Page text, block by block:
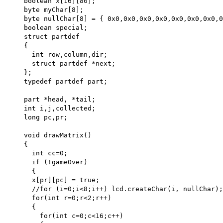
byte myChar[8];
byte nullChar[8] = {
boolean special;
struct partdef
{
int row,column,dir;
struct partdef *next;
};
typedef partdef part;
part *head, *tail;
int i,j,collected;
long pc,pr;
void drawMatrix()
{
int cc=0;
if (!gameOver)
{
x[pr][pc] = true;
//for (i=0;i<8;i++) lcd.createChar(i, nullChar);
for(int r=0;r<2;r++)
{
for(int c=0;c<16;c++)